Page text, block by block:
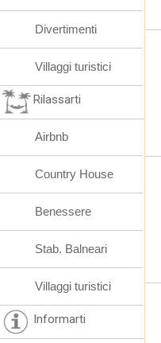
Divertimenti
Villaggi turistici
Rilassarti
Airbnb
Country House
Benessere
Stab. Balneari
Villaggi turistici
Informarti